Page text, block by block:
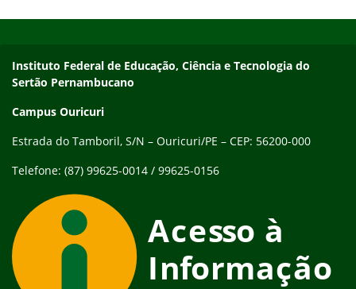
Endereço
Instituto Federal de Educação, Ciência e Tecnologia do
Sertão Pernambucano
Campus Ouricuri
Estrada do Tamboril, S/N – Ouricuri/PE – CEP: 56200-000
Telefone: (87) 99625-0014 / 99625-0156